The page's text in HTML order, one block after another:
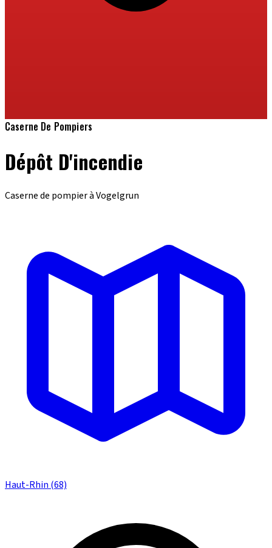
Caserne De Pompiers
Dépôt D'incendie
Caserne de pompier à Vogelgrun
Haut-Rhin (68)